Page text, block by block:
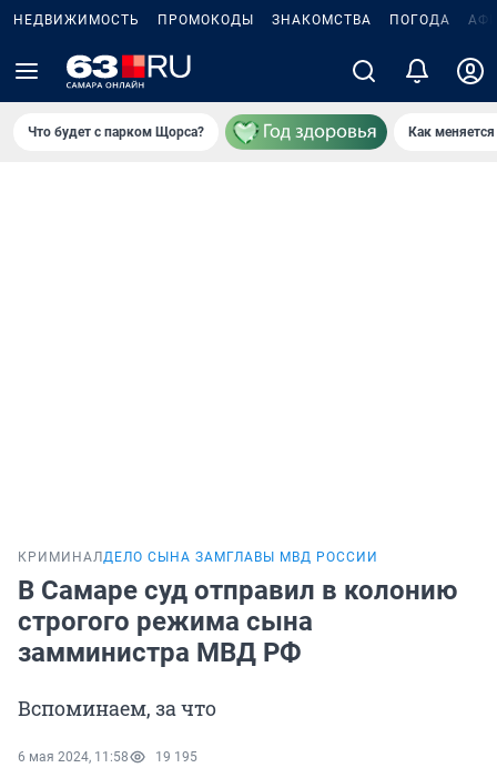
НЕДВИЖИМОСТЬ ПРОМОКОДЫ ЗНАКОМСТВА ПОГОДА
Что будет с парком Щорса? Как
КРИМИНАЛДЕЛО СЫНА ЗАМГЛАВЫ МВД РОССИИ
В Самаре суд отправил в колонию
строгого режима сына
замминистра МВД РФ
Вспоминаем, за что
6 мая 2024, 11:58 19 195